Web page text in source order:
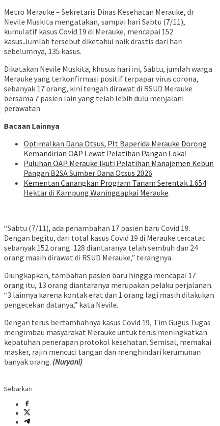
Metro Merauke – Sekretaris Dinas Kesehatan Merauke, dr
Nevile Muskita mengatakan, sampai hari Sabtu (7/11),
kumulatif kasus Covid 19 di Merauke, mencapai 152
kasus.Jumlah tersebut diketahui naik drastis dari hari
sebelumnya, 135 kasus.
Dikatakan Nevile Muskita, khusus hari ini, Sabtu, jumlah warga
Merauke yang terkonfirmasi positif terpapar virus corona,
sebanyak 17 orang, kini tengah dirawat di RSUD Merauke
bersama 7 pasien lain yang telah lebih dulu menjalani
perawatan.
Bacaan Lainnya
Optimalkan Dana Otsus, Plt Baperida Merauke Dorong
Kemandirian OAP Lewat Pelatihan Pangan Lokal
Puluhan OAP Merauke Ikuti Pelatihan Manajemen Kebun
Pangan B2SA Sumber Dana Otsus 2026
Kementan Canangkan Program Tanam Serentak 1.654
Hektar di Kampung Waninggapkai Merauke
“Sabtu (7/11), ada penambahan 17 pasien baru Covid 19.
Dengan begitu, dari total kasus Covid 19 di Merauke tercatat
sebanyak 152 orang. 128 diantaranya telah sembuh dan 24
orang masih dirawat di RSUD Merauke,” terangnya.
Diungkapkan, tambahan pasien baru hingga mencapai 17
orang itu, 13 orang diantaranya merupakan pelaku perjalanan.
“3 lainnya karena kontak erat dan 1 orang lagi masih dilakukan
pengecekan datanya,” kata Nevile.
Dengan terus bertambahnya kasus Covid 19, Tim Gugus Tugas
mengimbau masyarakat Merauke untuk terus meningkatkan
kepatuhan penerapan protokol kesehatan. Semisal, memakai
masker, rajin mencuci tangan dan menghindari kerumunan
banyak orang. (Nuryani)
Sebarkan